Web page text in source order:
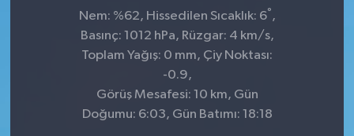
Nem: %62, Hissedilen Sıcaklık: 6°,
Basınç: 1012 hPa, Rüzgar: 4 km/s,
Toplam Yağış: 0 mm, Çiy Noktası:
-0.9,
Görüş Mesafesi: 10 km, Gün
Doğumu: 6:03, Gün Batımı: 18:18